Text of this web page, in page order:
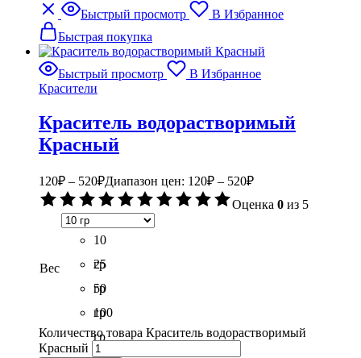
Быстрый просмотр
В Избранное
Быстрая покупка
Быстрый просмотр
В Избранное
Красители
Краситель водорастворимый
Красный
120₽ – 520₽Диапазон цен: 120₽ – 520₽
Оценка 0 из 5
Вес
10
гр
25
гр
50
гр
100
гр
Количество товара Краситель водорастворимый
Красный